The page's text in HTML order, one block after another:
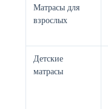
Матрасы для
взрослых
Детские
матрасы